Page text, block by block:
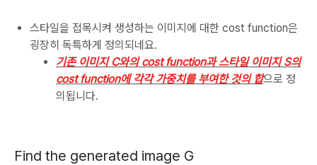
스타일을 접목시켜 생성하는 이미지에 대한 cost function은
굉장히 독특하게 정의되네요.
기존 이미지 C와의 cost function과 스타일 이미지 S의
cost function에 각각 가중치를 부여한 것의 합으로 정
의됩니다.
Find the generated image G